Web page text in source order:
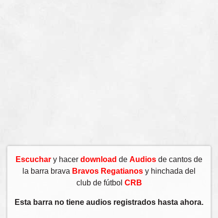
Escuchar y hacer download de Audios de cantos de
la barra brava Bravos Regatianos y hinchada del
club de fútbol CRB
Esta barra no tiene audios registrados hasta ahora.